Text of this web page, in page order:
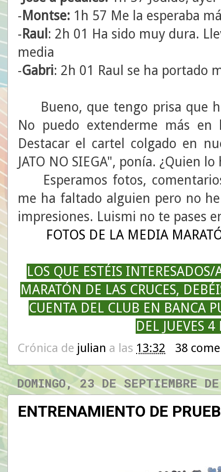
- Montse: 1h 57 Me la esperaba
- Raul : 2h 01 Ha sido muy dura.
media
-Gabri: 2h 01 Raul se ha portado
Bueno, que tengo prisa que
No puedo extenderme más en
Destacar el cartel colgado en
JATO NO SIEGA", ponía. ¿Quien
Esperamos fotos,
me ha faltado alguien pero no
impresiones. Luismi no te pases
FOTOS DE LA MEDIA
LOS QUE ESTÉIS
MARATÓN DE LAS CRUCES,
CUENTA DEL CLUB EN BANCA
DEL JUEVES
Crónica de julian a las 13:32 38
DOMINGO, 23 DE SEPTIEMBRE
ENTRENAMIENTO DE